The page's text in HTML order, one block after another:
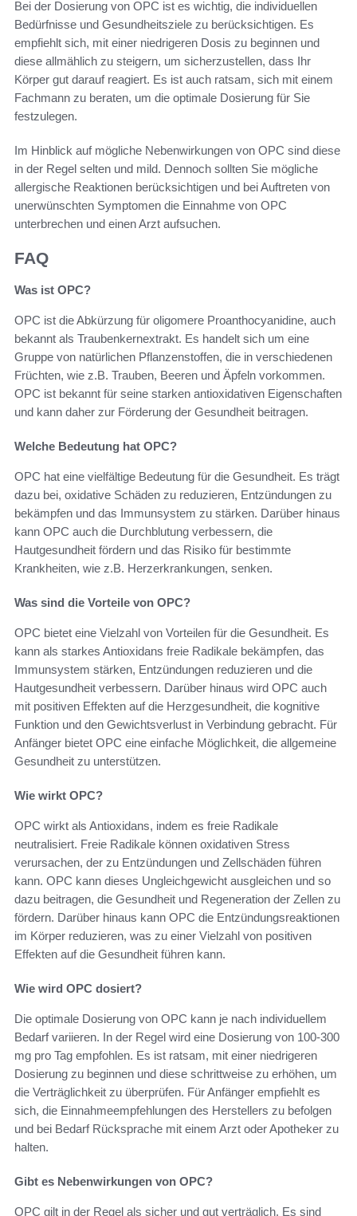
Bei der Dosierung von OPC ist es wichtig, die individuellen
Bedürfnisse und Gesundheitsziele zu berücksichtigen. Es
empfiehlt sich, mit einer niedrigeren Dosis zu beginnen und
diese allmählich zu steigern, um sicherzustellen, dass Ihr
Körper gut darauf reagiert. Es ist auch ratsam, sich mit einem
Fachmann zu beraten, um die optimale Dosierung für Sie
festzulegen.
Im Hinblick auf mögliche Nebenwirkungen von OPC sind diese
in der Regel selten und mild. Dennoch sollten Sie mögliche
allergische Reaktionen berücksichtigen und bei Auftreten von
unerwünschten Symptomen die Einnahme von OPC
unterbrechen und einen Arzt aufsuchen.
FAQ
Was ist OPC?
OPC ist die Abkürzung für oligomere Proanthocyanidine, auch
bekannt als Traubenkernextrakt. Es handelt sich um eine
Gruppe von natürlichen Pflanzenstoffen, die in verschiedenen
Früchten, wie z.B. Trauben, Beeren und Äpfeln vorkommen.
OPC ist bekannt für seine starken antioxidativen Eigenschaften
und kann daher zur Förderung der Gesundheit beitragen.
Welche Bedeutung hat OPC?
OPC hat eine vielfältige Bedeutung für die Gesundheit. Es trägt
dazu bei, oxidative Schäden zu reduzieren, Entzündungen zu
bekämpfen und das Immunsystem zu stärken. Darüber hinaus
kann OPC auch die Durchblutung verbessern, die
Hautgesundheit fördern und das Risiko für bestimmte
Krankheiten, wie z.B. Herzerkrankungen, senken.
Was sind die Vorteile von OPC?
OPC bietet eine Vielzahl von Vorteilen für die Gesundheit. Es
kann als starkes Antioxidans freie Radikale bekämpfen, das
Immunsystem stärken, Entzündungen reduzieren und die
Hautgesundheit verbessern. Darüber hinaus wird OPC auch
mit positiven Effekten auf die Herzgesundheit, die kognitive
Funktion und den Gewichtsverlust in Verbindung gebracht. Für
Anfänger bietet OPC eine einfache Möglichkeit, die allgemeine
Gesundheit zu unterstützen.
Wie wirkt OPC?
OPC wirkt als Antioxidans, indem es freie Radikale
neutralisiert. Freie Radikale können oxidativen Stress
verursachen, der zu Entzündungen und Zellschäden führen
kann. OPC kann dieses Ungleichgewicht ausgleichen und so
dazu beitragen, die Gesundheit und Regeneration der Zellen zu
fördern. Darüber hinaus kann OPC die Entzündungsreaktionen
im Körper reduzieren, was zu einer Vielzahl von positiven
Effekten auf die Gesundheit führen kann.
Wie wird OPC dosiert?
Die optimale Dosierung von OPC kann je nach individuellem
Bedarf variieren. In der Regel wird eine Dosierung von 100-300
mg pro Tag empfohlen. Es ist ratsam, mit einer niedrigeren
Dosierung zu beginnen und diese schrittweise zu erhöhen, um
die Verträglichkeit zu überprüfen. Für Anfänger empfiehlt es
sich, die Einnahmeempfehlungen des Herstellers zu befolgen
und bei Bedarf Rücksprache mit einem Arzt oder Apotheker zu
halten.
Gibt es Nebenwirkungen von OPC?
OPC gilt in der Regel als sicher und gut verträglich. Es sind